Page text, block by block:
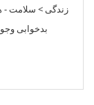
زندگی > سلامت -
بدخوابی